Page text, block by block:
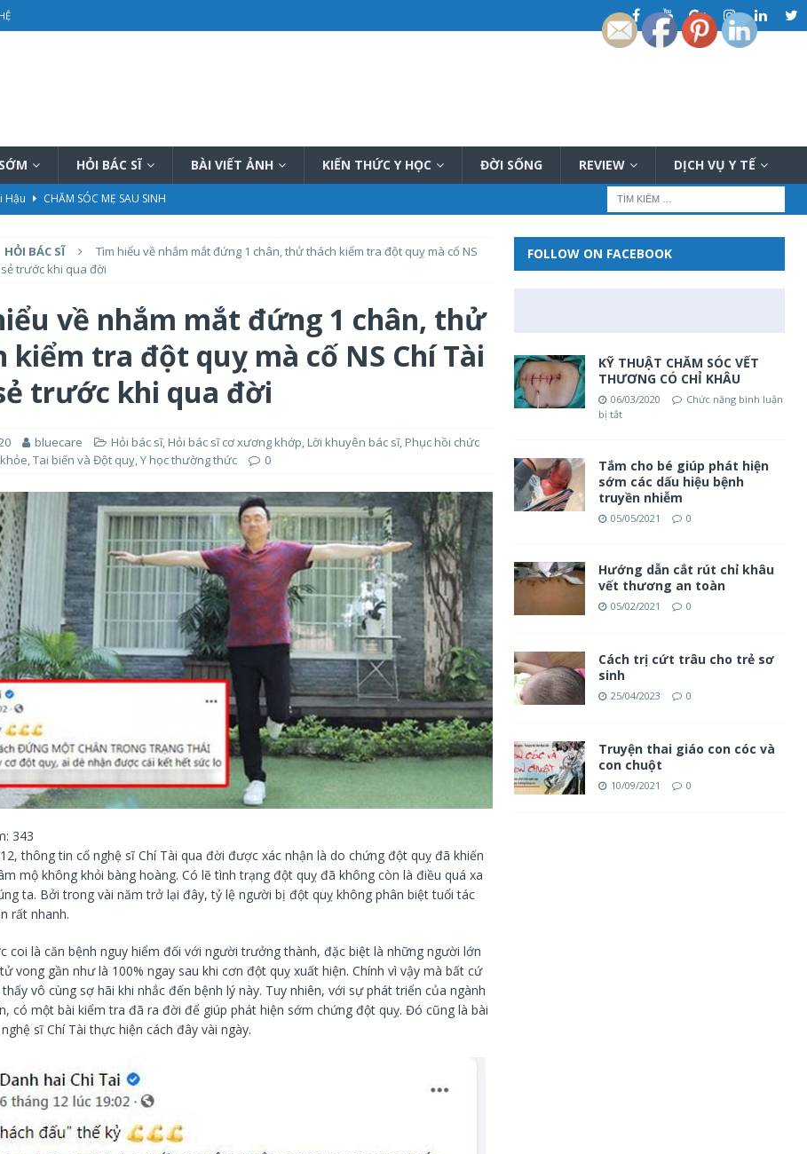
HỎI BÁC SĨ BÀI VIẾT ẢNH KIẾN THỨC Y HỌC ĐỜI SỐNG REVIEW DỊCH VỤ Y TẾ
Hậu
CHĂM SÓC MẸ SAU SINH
sữa tại nhà tốt nhất hiện nay
PHƯƠNG PHÁP THÔNG TẮC TIA SỮA
đầy đủ
kỳ CHUẨN BỊ MANG THAI
HỎI BÁC SĨ
Tìm hiểu về nhắm mắt đứng 1 chân, thử thách kiểm tra đột quỵ mà cố NS
trước khi qua đời
về nhắm mắt đứng 1 chân, thử
kiểm tra đột quỵ mà cố NS Chí Tài
trước khi qua đời
bluecare Hỏi bác sĩ, Hỏi bác sĩ cơ xương khớp, Lời khuyên bác sĩ, Phục hồi chức
,Tai biến và Đột quỵ,Y học thường thức 0
343
thông tin cố nghệ sĩ Chí Tài qua đời được xác nhận là do chứng đột quỵ đã khiến
mộ không khỏi bàng hoàng. Có lẽ tình trạng đột quỵ đã không còn là điều quá xa
ta. Bởi trong vài năm trở lại đây, tỷ lệ người bị đột quỵ không phân biệt tuổi tác
rất nhanh.
coi là căn bệnh nguy hiểm đối với người trưởng thành, đặc biệt là những người lớn
vong gần như là 100% ngay sau khi cơn đột quỵ xuất hiện. Chính vì vậy mà bất cứ
vô cùng sợ hãi khi nhắc đến bệnh lý này. Tuy nhiên, với sự phát triển của ngành
có một bài kiểm tra đã ra đời để giúp phát hiện sớm chứng đột quỵ. Đó cũng là bài
sĩ Chí Tài thực hiện cách đây vài ngày.
FOLLOW ON FACEBOOK
KỸ THUẬT CHĂM SÓC VẾT
THƯƠNG CÓ CHỈ KHÂU
06/03/2020
Chức năng bình luận
bị tắt
Tắm cho bé giúp phát hiện
sớm các dấu hiệu bệnh
truyền nhiễm
05/05/2021 0
Hướng dẫn cắt rút chỉ khâu
vết thương an toàn
05/02/2021 0
Cách trị cứt trâu cho trẻ sơ
sinh
25/04/2023 0
Truyện thai giáo con cóc và
con chuột
10/09/2021 0